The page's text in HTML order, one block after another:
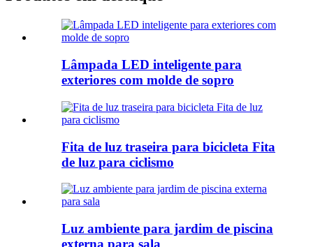
Lâmpada LED inteligente para
exteriores com molde de sopro
Fita de luz traseira para bicicleta Fita
de luz para ciclismo
Luz ambiente para jardim de piscina
externa para sala